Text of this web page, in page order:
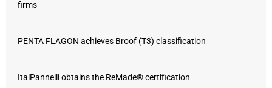
firms
PENTA FLAGON achieves Broof (T3) classification
ItalPannelli obtains the ReMade® certification